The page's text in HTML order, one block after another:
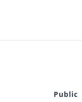
Public